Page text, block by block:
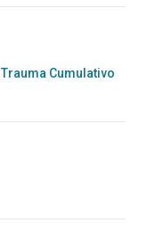
Cumulativo